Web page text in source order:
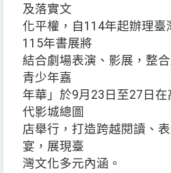
及落實文
化平權，自114年起辦理臺
115年書展將
結合劇場表演、影展，整
青少年嘉
年華」於9月23日至27日
代影城總圖
店舉行，打造跨越閱讀、
宴，展現臺
灣文化多元內涵。